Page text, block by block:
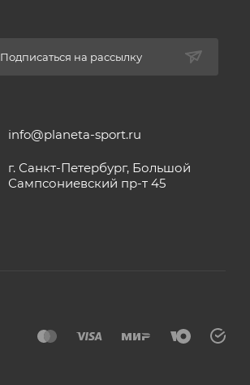
Подписаться на рассылку
info@planeta-sport.ru
г. Санкт-Петербург, Большой
Сампсониевский пр-т 45